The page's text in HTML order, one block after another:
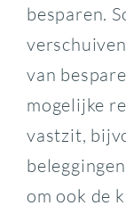
besparen.
van
mogelijke
vastzit,
om ook de